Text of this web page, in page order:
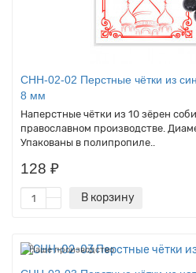
CHH-02-02 Перстные чётки из
8 мм
Наперстные чётки из 10 зёрен
православном производстве.
Упакованы в полипропиле..
128 ₽
В корзину
Наше производство